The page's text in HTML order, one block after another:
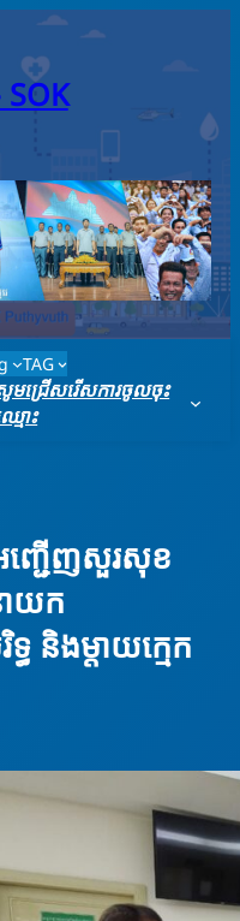
TAG
មជ្រើសរើសការចូលចុះ
មោះ
ញ្ជើញសួរសុខ
យក
និងម្តាយក្មេក